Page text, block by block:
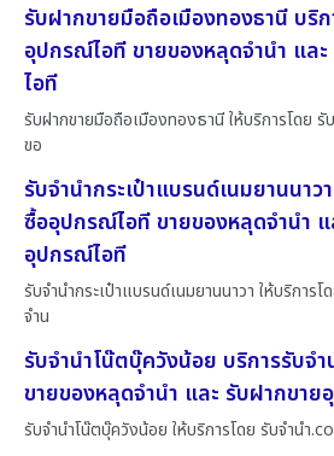
รับฝากขายมือถือเมืองทองธานี บริ
อุปกรณ์ไอที ขายของหลุดจำนำ แล
ไอที
รับฝากขายมือถือเมืองทองธานี ให้บริการโดย รั
ขอ
รับจำนำกระเป๋าแบรนด์เนมยานนาว
ซื้ออุปกรณ์ไอที ขายของหลุดจำนำ
อุปกรณ์ไอที
รับจำนำกระเป๋าแบรนด์เนมยานนาวา ให้บริการ
จำน
รับจำนำโน๊ตบุ๊ควังน้อย บริการรับจ
ขายของหลุดจำนำ และ รับฝากขา
รับจำนำโน๊ตบุ๊ควังน้อย ให้บริการโดย รับจํานํา